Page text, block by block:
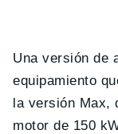
Una versión de
equipamiento
la versión Max,
motor de 150